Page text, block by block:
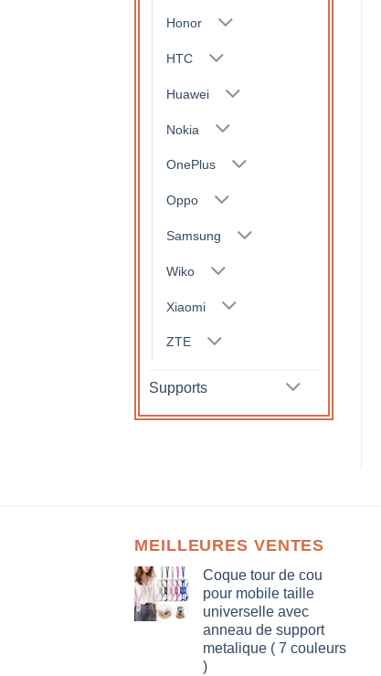
Honor
HTC
Huawei
Nokia
OnePlus
Oppo
Samsung
Wiko
Xiaomi
ZTE
Supports
MEILLEURES VENTES
Coque tour de cou
pour mobile taille
universelle avec
anneau de support
metalique ( 7 couleurs
)